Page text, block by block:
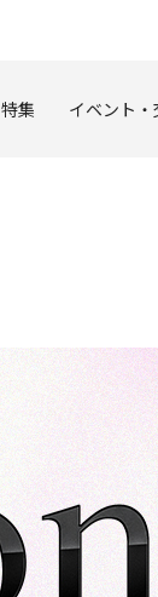
特集 イベント・